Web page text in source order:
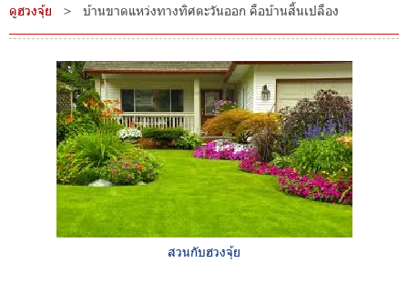
ดูฮวงจุ้ย > บ้านขาดแหว่งทางทิศตะวันออก คือบ้านสิ้นเปลือง
สวนกับฮวงจุ้ย